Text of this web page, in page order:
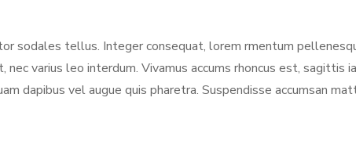
sodales tellus. Integer consequat, lorem rmentum
varius leo interdum. Vivamus accums rhoncus est, sagittis
dapibus vel augue quis pharetra. Suspendisse accumsan